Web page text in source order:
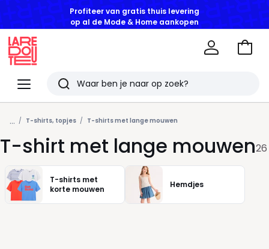
Profiteer van gratis thuis levering
op al de Mode & Home aankopen
Menu
Redoute
Zoeken
Laatst
bekeken
artikelen
Naar
... T-shirts, topjes T-shirts met lange mouwen
T-shirt met lange mouwen26
T-shirts met
korte mouwen
Hemdjes